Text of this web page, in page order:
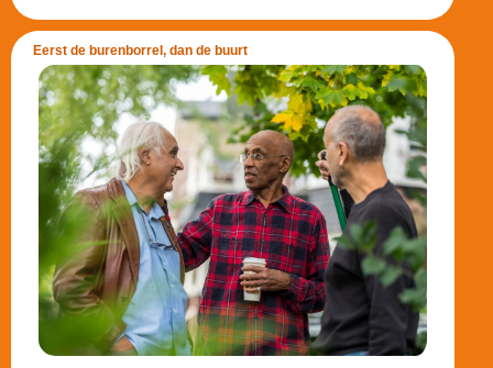
Eerst de burenborrel, dan de buurt